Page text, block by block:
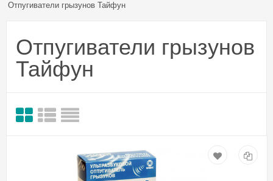
Отпугиватели грызунов Тайфун
Отпугиватели грызунов
Тайфун